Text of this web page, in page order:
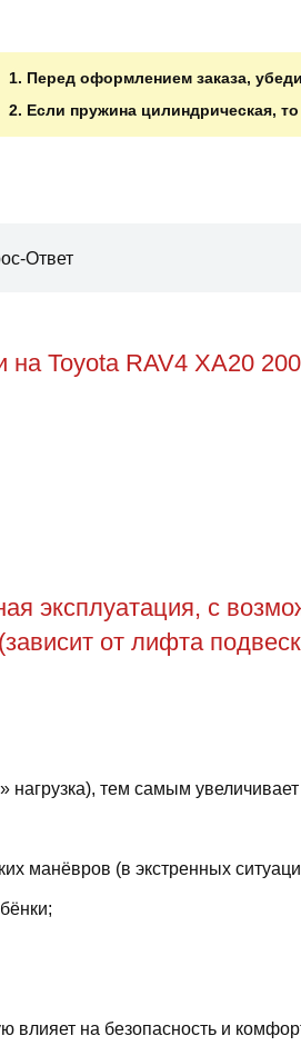
1. Перед оформлением заказа,
2. Если пружина цилиндрическая,
Ответ
на Toyota RAV4 XA20
с
от лифта
тем самым
манёвров (в экстренных
влияет на безопасность и